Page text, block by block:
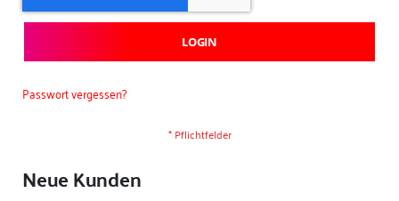
LOGIN
Passwort vergessen?
Neue Kunden